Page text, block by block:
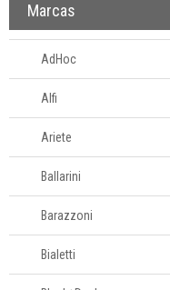
61
996588122
Marcas
AdHoc
Alfi
Ariete
Ballarini
Barazzoni
Bialetti